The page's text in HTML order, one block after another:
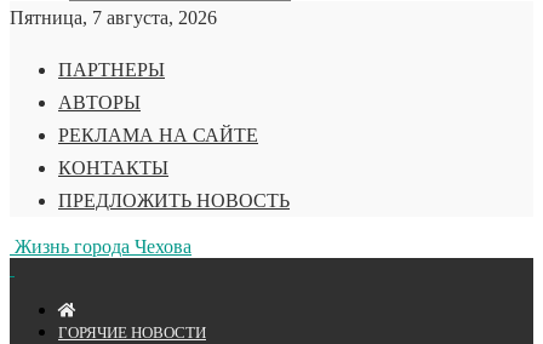
Пятница, 7 августа, 2026
ПАРТНЕРЫ
АВТОРЫ
РЕКЛАМА НА САЙТЕ
КОНТАКТЫ
ПРЕДЛОЖИТЬ НОВОСТЬ
Жизнь города Чехова
ГОРЯЧИЕ НОВОСТИ